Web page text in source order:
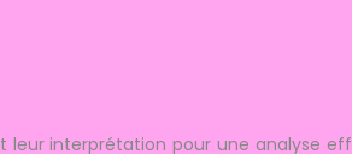
leur interprétation pour une analyse